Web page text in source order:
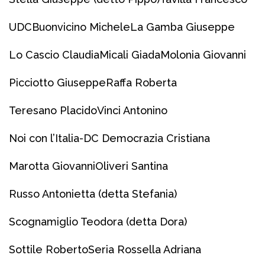
UDCBuonvicino MicheleLa Gamba Giuseppe
Lo Cascio ClaudiaMicali GiadaMolonia Giovanni
Picciotto GiuseppeRaffa Roberta
Teresano PlacidoVinci Antonino
Noi con l’Italia-DC Democrazia Cristiana
Marotta GiovanniOliveri Santina
Russo Antonietta (detta Stefania)
Scognamiglio Teodora (detta Dora)
Sottile RobertoSeria Rossella Adriana